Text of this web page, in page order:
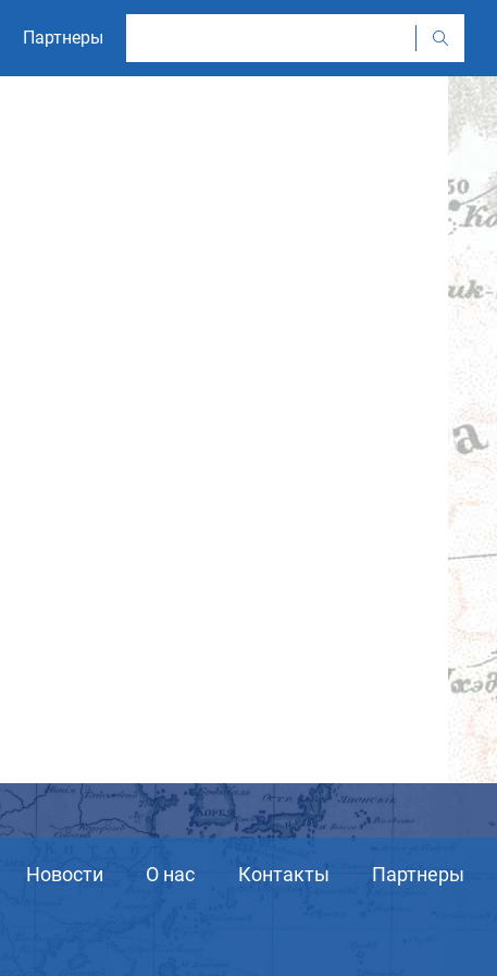
Партнеры
Новости О нас Контакты Партнеры